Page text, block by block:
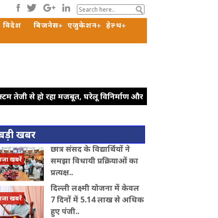
विदेश बिजनेस एजुकेशन
हेल्थ
तेजी से हो रहा मजबूत, घरेलू विनिर्माण और
रिजिजू
ट्रंप ने रणनीतिक खनिज
में सीएम योगी ने कांवड़ियों पर बरसाए पुष्प,
लोगों पर अस्थायी बॉर्डर चेकिंग लागू करने
खबर
खबरें
छात्र संसद के विद्यार्थियों ने
समझा विधायी प्रक्रियाओं का
प्रत्यक्ष..
खबरें
दिल्ली लक्ष्मी योजना में केवल
7 दिनों में 5.14 लाख से अधिक
हुए पंजी..